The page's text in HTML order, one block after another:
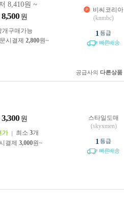
8,410원 ~
8,500 원
개구매가능
시결제 2,800원~
비씨코리아
(knmbc)
1 등급
빠른배송
공급사의 다른상품
3,300 원
가 최소 3개
결제 3,000원~
스타일도매
(skyxmen)
1 등급
빠른배송